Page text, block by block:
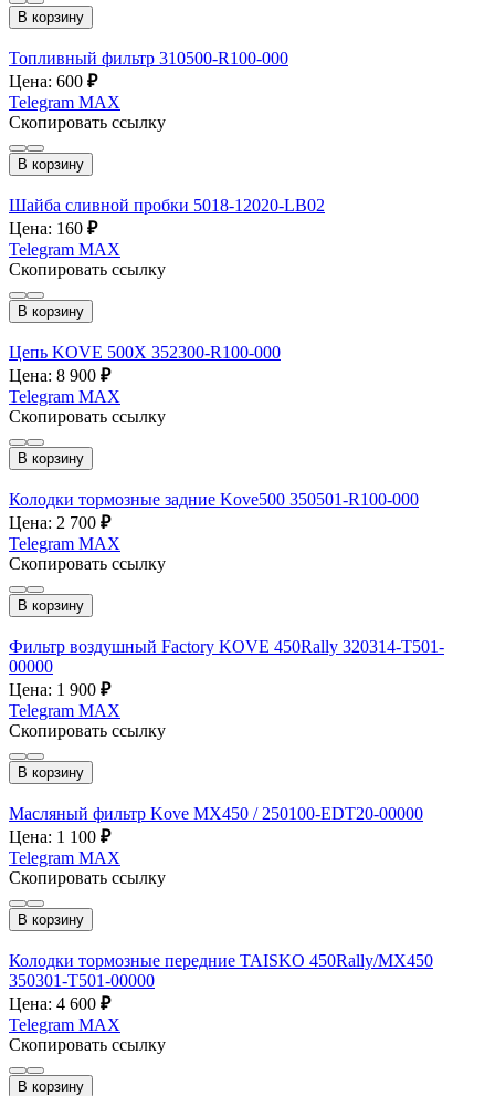
В корзину
Топливный фильтр 310500-R100-000
Цена: 600 ₽
Telegram MAX
Скопировать ссылку
В корзину
Шайба сливной пробки 5018-12020-LB02
Цена: 160 ₽
Telegram MAX
Скопировать ссылку
В корзину
Цепь KOVE 500X 352300-R100-000
Цена: 8 900 ₽
Telegram MAX
Скопировать ссылку
В корзину
Колодки тормозные задние Kove500 350501-R100-000
Цена: 2 700 ₽
Telegram MAX
Скопировать ссылку
В корзину
Фильтр воздушный Factory KOVE 450Rally 320314-T501-
00000
Цена: 1 900 ₽
Telegram MAX
Скопировать ссылку
В корзину
Масляный фильтр Kove MX450 / 250100-EDT20-00000
Цена: 1 100 ₽
Telegram MAX
Скопировать ссылку
В корзину
Колодки тормозные передние TAISKO 450Rally/MX450
350301-T501-00000
Цена: 4 600 ₽
Telegram MAX
Скопировать ссылку
В корзину